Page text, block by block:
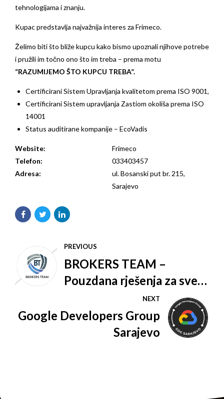
tehnologijama i znanju.
Kupac predstavlja najvažnija interes za Frimeco.
Želimo biti što bliže kupcu kako bismo upoznali njihove potrebe
i pružili im točno ono što im treba – prema motu
“RAZUMIJEMO ŠTO KUPCU TREBA”.
Certificirani Sistem Upravljanja kvalitetom prema ISO 9001,
Certificirani Sistem upravljanja Zastiom okoliša prema ISO
14001
Status auditirane kompanije – EcoVadis
Website:
Frimeco
Telefon:
033403457
Adresa:
ul. Bosanski put br. 215,
Sarajevo
PREVIOUS
BROKERS TEAM –
Pouzdana rješenja za sve
vaše potrebe u osiguranja
NEXT
Google Developers Group
Sarajevo